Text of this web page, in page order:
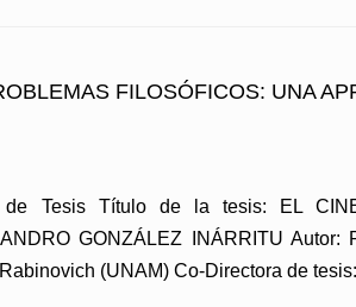
FILOSÓFICOS: UNA
de Tesis Título de la tesis: EL
GONZÁLEZ INÁRRITU
(UNAM) Co-Directora de